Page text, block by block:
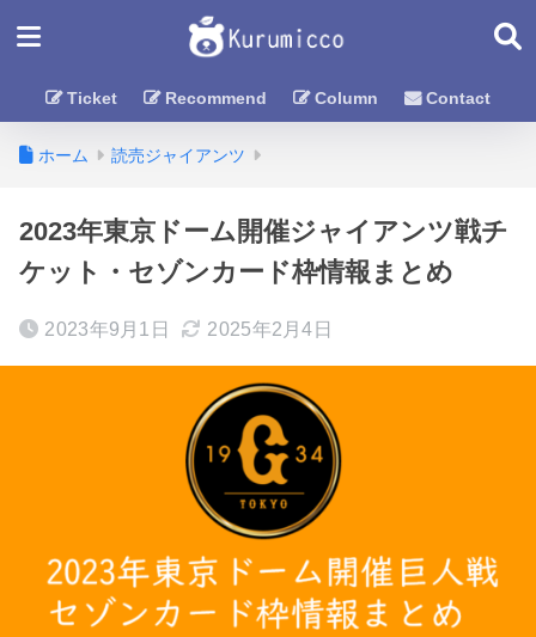
Ticket Recommend Column Contact
ホーム 読売ジャイアンツ
2023年東京ドーム開催ジャイアンツ戦チ
ケット・セゾンカード枠情報まとめ
2023年9月1日 2025年2月4日